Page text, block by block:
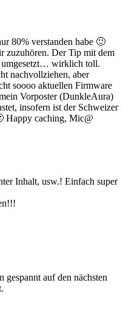
80% verstanden habe 🙂
zuzuhören. Der Tip mit dem
umgesetzt… wirklich toll.
nachvollziehen, aber
soooo aktuellen Firmware
Vorposter (DunkleAura)
insofern ist der Schweizer
Happy caching, Mic@
Inhalt, usw.! Einfach super
auf den nächsten